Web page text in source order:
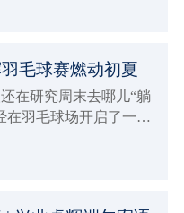
毛球赛燃动初夏
在研究周末去哪儿“躺
在羽毛球场开启了一场